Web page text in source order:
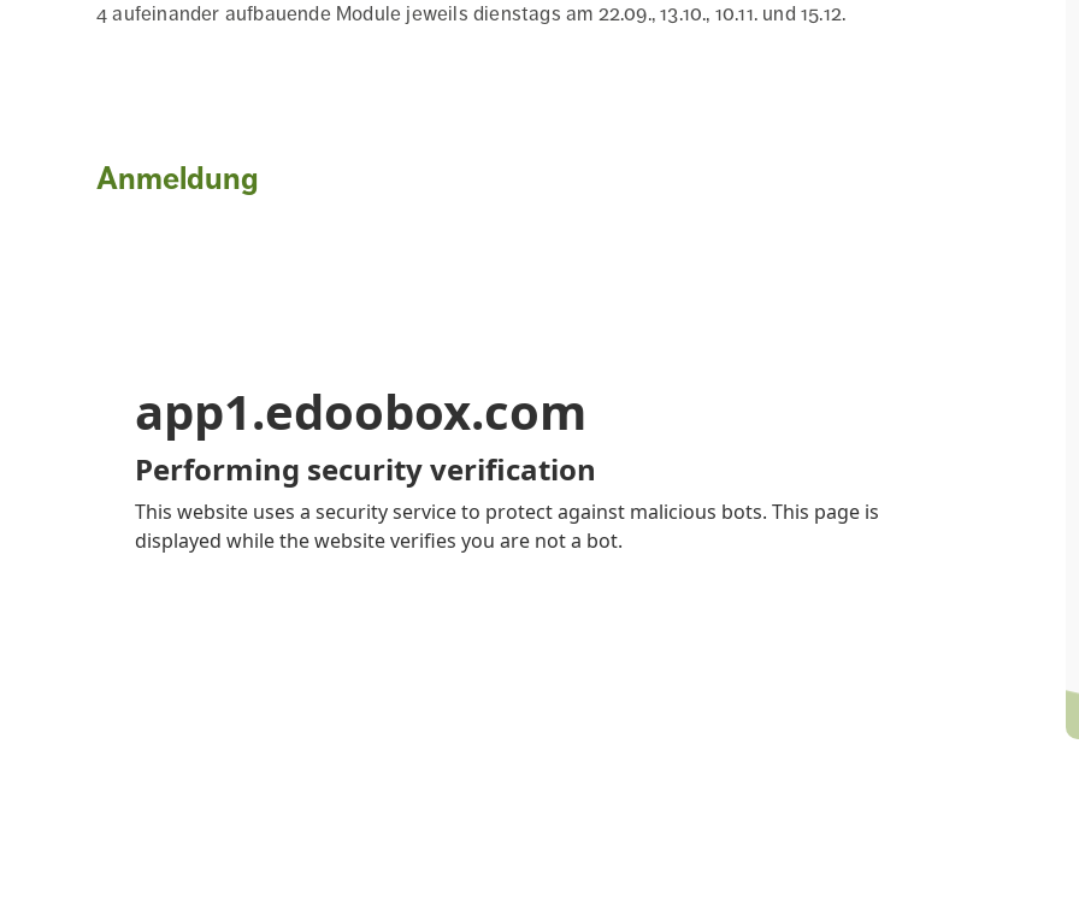
4 aufeinander aufbauende Module jeweils dienstags am 22.09., 13.10., 10.11. und 15.12.
Anmeldung